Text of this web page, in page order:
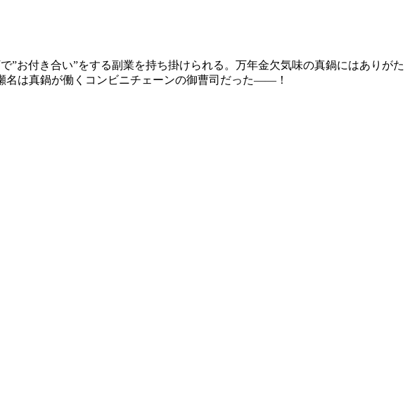
お付き合い”をする副業を持ち掛けられる。万年金欠気味の真鍋にはありがた
は真鍋が働くコンビニチェーンの御曹司だった――！